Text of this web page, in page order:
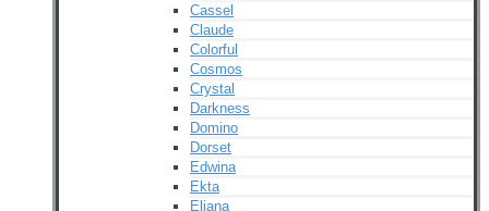
Cassel
Claude
Colorful
Cosmos
Crystal
Darkness
Domino
Dorset
Edwina
Ekta
Eliana